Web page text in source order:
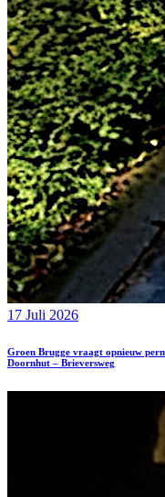
17 Juli 2026
Groen Brugge vraagt opnieuw
Doornhut – Brieversweg